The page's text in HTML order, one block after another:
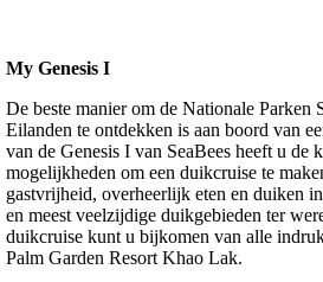
My Genesis I
De beste manier om de Nationale Parken
Eilanden te ontdekken is aan boord van
van de Genesis I van SeaBees heeft u de
mogelijkheden om een duikcruise te
gastvrijheid, overheerlijk eten en duiken
en meest veelzijdige duikgebieden ter
duikcruise kunt u bijkomen van alle
Palm Garden Resort Khao Lak.